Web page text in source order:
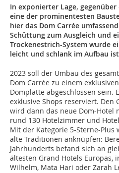
In exponierter Lage,
eine der prominentesten
hier das Dom Carrée
Schüttung zum Ausgleich und
Trockenestrich-System wurde
leicht und schlank im Aufbau
2023 soll der Umbau des
Dom Carrée zu einem
Domplatte abgeschlossen sein.
exklusive Shops reserviert. Den
wird dann das neue Dom-Hotel
rund 130 Hotelzimmer und
Mit der Kategorie 5-Sterne-Plus
alte Traditionen anknüpfen:
Jahrhunderts befand sich an
ältesten Grand Hotels Europas,
Wilhelm, Mata Hari oder Zarah